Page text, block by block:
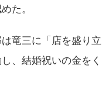
た。
竜三に「店を盛り立
、結婚祝いの金をく